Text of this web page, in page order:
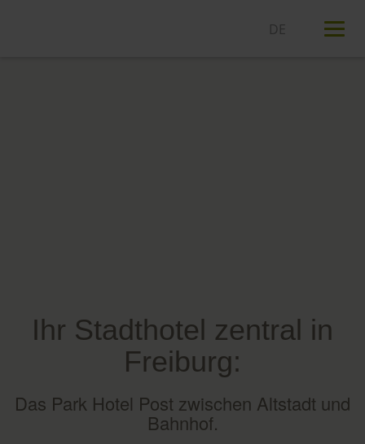
Ihr Stadthotel zentral in
Freiburg:
Das Park Hotel Post zwischen Altstadt und
Bahnhof.